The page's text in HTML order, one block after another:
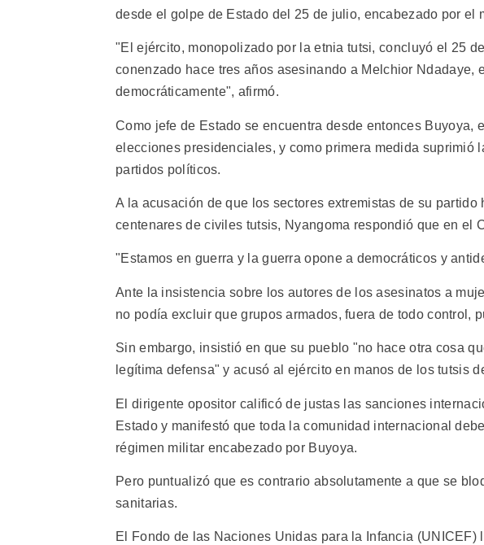
desde el golpe de Estado del 25 de julio, encabezado por el
"El ejército, monopolizado por la etnia tutsi, concluyó el 25
conenzado hace tres años asesinando a Melchior Ndadaye,
democráticamente", afirmó.
Como jefe de Estado se encuentra desde entonces Buyoya,
elecciones presidenciales, y como primera medida suprimió
partidos políticos.
A la acusación de que los sectores extremistas de su
centenares de civiles tutsis, Nyangoma respondió que en el
"Estamos en guerra y la guerra opone a democráticos y
Ante la insistencia sobre los autores de los asesinatos a
no podía excluir que grupos armados, fuera de todo control,
Sin embargo, insistió en que su pueblo "no hace otra cosa
legítima defensa" y acusó al ejército en manos de los tutsis
El dirigente opositor calificó de justas las sanciones
Estado y manifestó que toda la comunidad internacional
régimen militar encabezado por Buyoya.
Pero puntualizó que es contrario absolutamente a que se
sanitarias.
El Fondo de las Naciones Unidas para la Infancia